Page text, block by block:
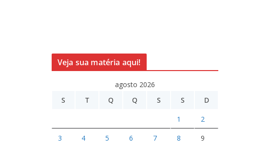
Veja sua matéria aqui!
agosto 2026
S
T Q Q S S D
1 2
3 4 5 6 7 8 9